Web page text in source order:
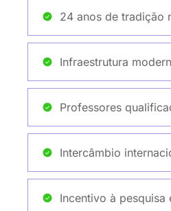
24 anos de tradição
Infraestrutura
Professores
Intercâmbio
Incentivo à pesquisa